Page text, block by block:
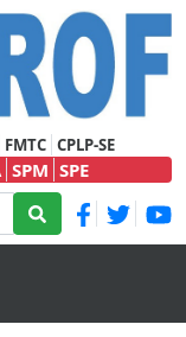
FMTC CPLP-SE
SPM SPE